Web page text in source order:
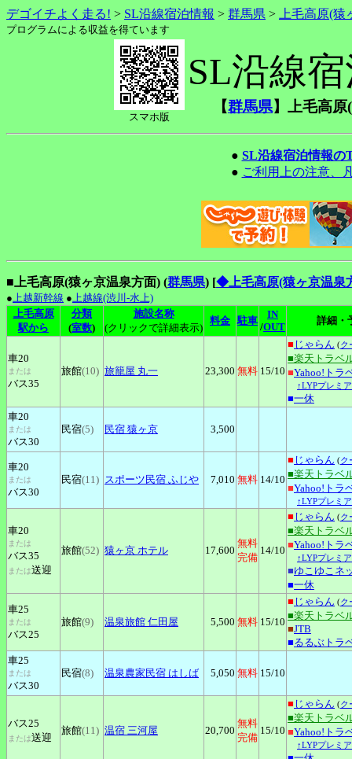
デゴイチよく走る! > SL沿線宿泊情報 > 群馬県 > 上毛高原(
プログラムによる収益を得ています
スマホ版
SL沿線
【群馬県】上毛高
● SL沿線宿泊情報の
● ご利用上の注意、
■上毛高原(猿ヶ京温泉方面) (群馬県) [◆上毛高原(猿ヶ京温泉
●上越新幹線 ●上越線(渋川-水上)
上毛高原
駅から
分類
(室数)
施設名称
(クリックで詳細表示)
料金 駐車
IN
/OUT
詳細・
車20
または
バス35
旅館(10) 旅籠屋 丸一 23,300 無料 15/10
■ じゃらん (ク
■楽天トラベ
■Yahoo!トラ
↑LYPプレミ
■一休
車20
または
バス30
民宿(5) 民宿 猿ヶ京 3,500
車20
または
バス30
民宿(11) スポーツ民宿 ふじや 7,010 無料 14/10
■ じゃらん (ク
■楽天トラベ
■Yahoo!トラ
↑LYPプレミ
車20
または
バス35
または送迎
旅館(52) 猿ヶ京 ホテル 17,600
無料
完備
14/10
■ じゃらん (ク
■楽天トラベ
■Yahoo!トラ
↑LYPプレミ
■ゆこゆこネ
■一休
車25
または
バス25
旅館(9) 温泉旅館 仁田屋 5,500 無料 15/10
■ じゃらん (ク
■楽天トラベ
■JTB
■るるぶトラ
車25
または
バス30
民宿(8) 温泉農家民宿 はしば 5,050 無料 15/10
バス25
または送迎
旅館(11) 温宿 三河屋 20,700
無料
完備
15/10
■ じゃらん (ク
■楽天トラベ
■Yahoo!トラ
↑LYPプレミ